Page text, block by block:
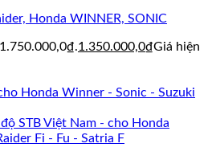
Honda WINNER, SONIC
1.350.000,0₫Giá hiện